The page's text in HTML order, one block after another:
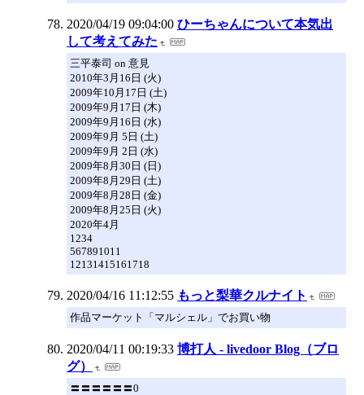
2020/04/19 09:04:00 ひーちゃんについて本気出
して考えてみた
三平泰司 on 意見
2010年3月16日 (火)
2009年10月17日 (土)
2009年9月17日 (木)
2009年9月16日 (水)
2009年9月 5日 (土)
2009年9月 2日 (水)
2009年8月30日 (日)
2009年8月29日 (土)
2009年8月28日 (金)
2009年8月25日 (火)
2020年4月
1234
567891011
12131415161718
2020/04/16 11:12:55 もっと梨華クルナイト
作品マーケット「マルシェル」でお買い物
2020/04/11 00:19:33 博打人 - livedoor Blog（ブロ
グ）
〓〓〓〓〓〓0